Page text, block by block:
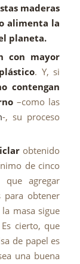
maderas
alimenta la
planeta.
con mayor
. Y, si
contengan
–como las
-, su proceso
obtenido
de cinco
que agregar
para obtener
masa sigue
cierto, que
de papel es
una buena